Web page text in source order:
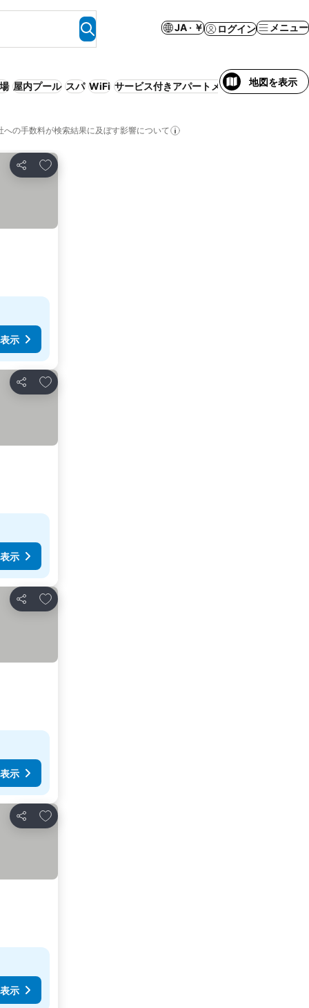
JA · ￥ ログイン メニュー
屋内プール スパ WiFi サービス付きアパートメント ペット可
地図を表示
への手数料が検索結果に及ぼす影響について
シェア
お気に入りに追加
示
シェア
お気に入りに追加
示
シェア
お気に入りに追加
示
シェア
お気に入りに追加
示